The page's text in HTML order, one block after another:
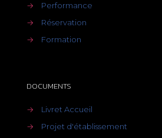
→
Performance
→
Réservation
→
Formation
DOCUMENTS
→
Livret Accueil
→
Projet d'établissement